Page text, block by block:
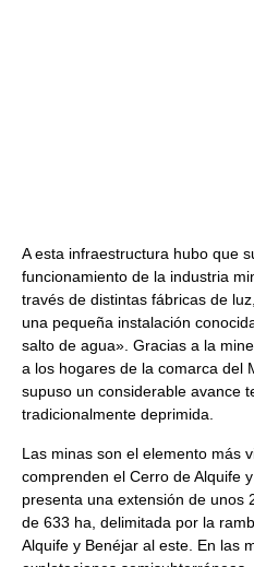
A esta infraestructura hubo que
funcionamiento de la industria
través de distintas fábricas de
una pequeña instalación
salto de agua». Gracias a la
a los hogares de la comarca del
supuso un considerable avance
tradicionalmente deprimida.
Las minas son el elemento más
comprenden el Cerro de Alquife
presenta una extensión de unos
de 633 ha, delimitada por la
Alquife y Benéjar al este. En las